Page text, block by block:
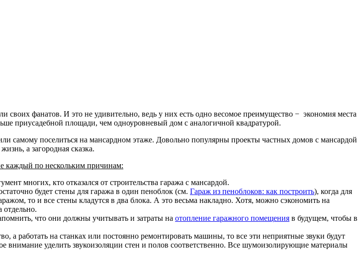
фанатов. И это не удивительно, ведь у них есть одно весомое преимущество − экономия места
приусадебной площади, чем одноуровневый дом с аналогичной квадратурой.
самому поселиться на мансардном этаже. Довольно популярны проекты частных домов с мансардой
а загородная сказка.
каждый по нескольким причинам:
многих, кто отказался от строительства гаража с мансардой.
будет стены для гаража в один пеноблок (см. Гараж из пеноблоков: как построить), когда для
то и все стены кладутся в два блока. А это весьма накладно. Хотя, можно сэкономить на
отдельно.
что они должны учитывать и затраты на отопление гаражного помещения в будущем, чтобы в
а работать на станках или постоянно ремонтировать машины, то все эти неприятные звуки будут
уделить звукоизоляции стен и полов соответственно. Все шумоизолирующие материалы